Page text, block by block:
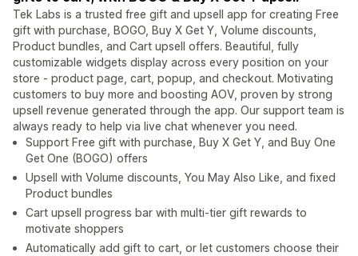
Tek Labs is a trusted free gift and upsell app for creating Free
gift with purchase, BOGO, Buy X Get Y, Volume discounts,
Product bundles, and Cart upsell offers. Beautiful, fully
customizable widgets display across every position on your
store - product page, cart, popup, and checkout. Motivating
customers to buy more and boosting AOV, proven by strong
upsell revenue generated through the app. Our support team is
always ready to help via live chat whenever you need.
Support Free gift with purchase, Buy X Get Y, and Buy One
Get One (BOGO) offers
Upsell with Volume discounts, You May Also Like, and fixed
Product bundles
Cart upsell progress bar with multi-tier gift rewards to
motivate shoppers
Automatically add gift to cart, or let customers choose their